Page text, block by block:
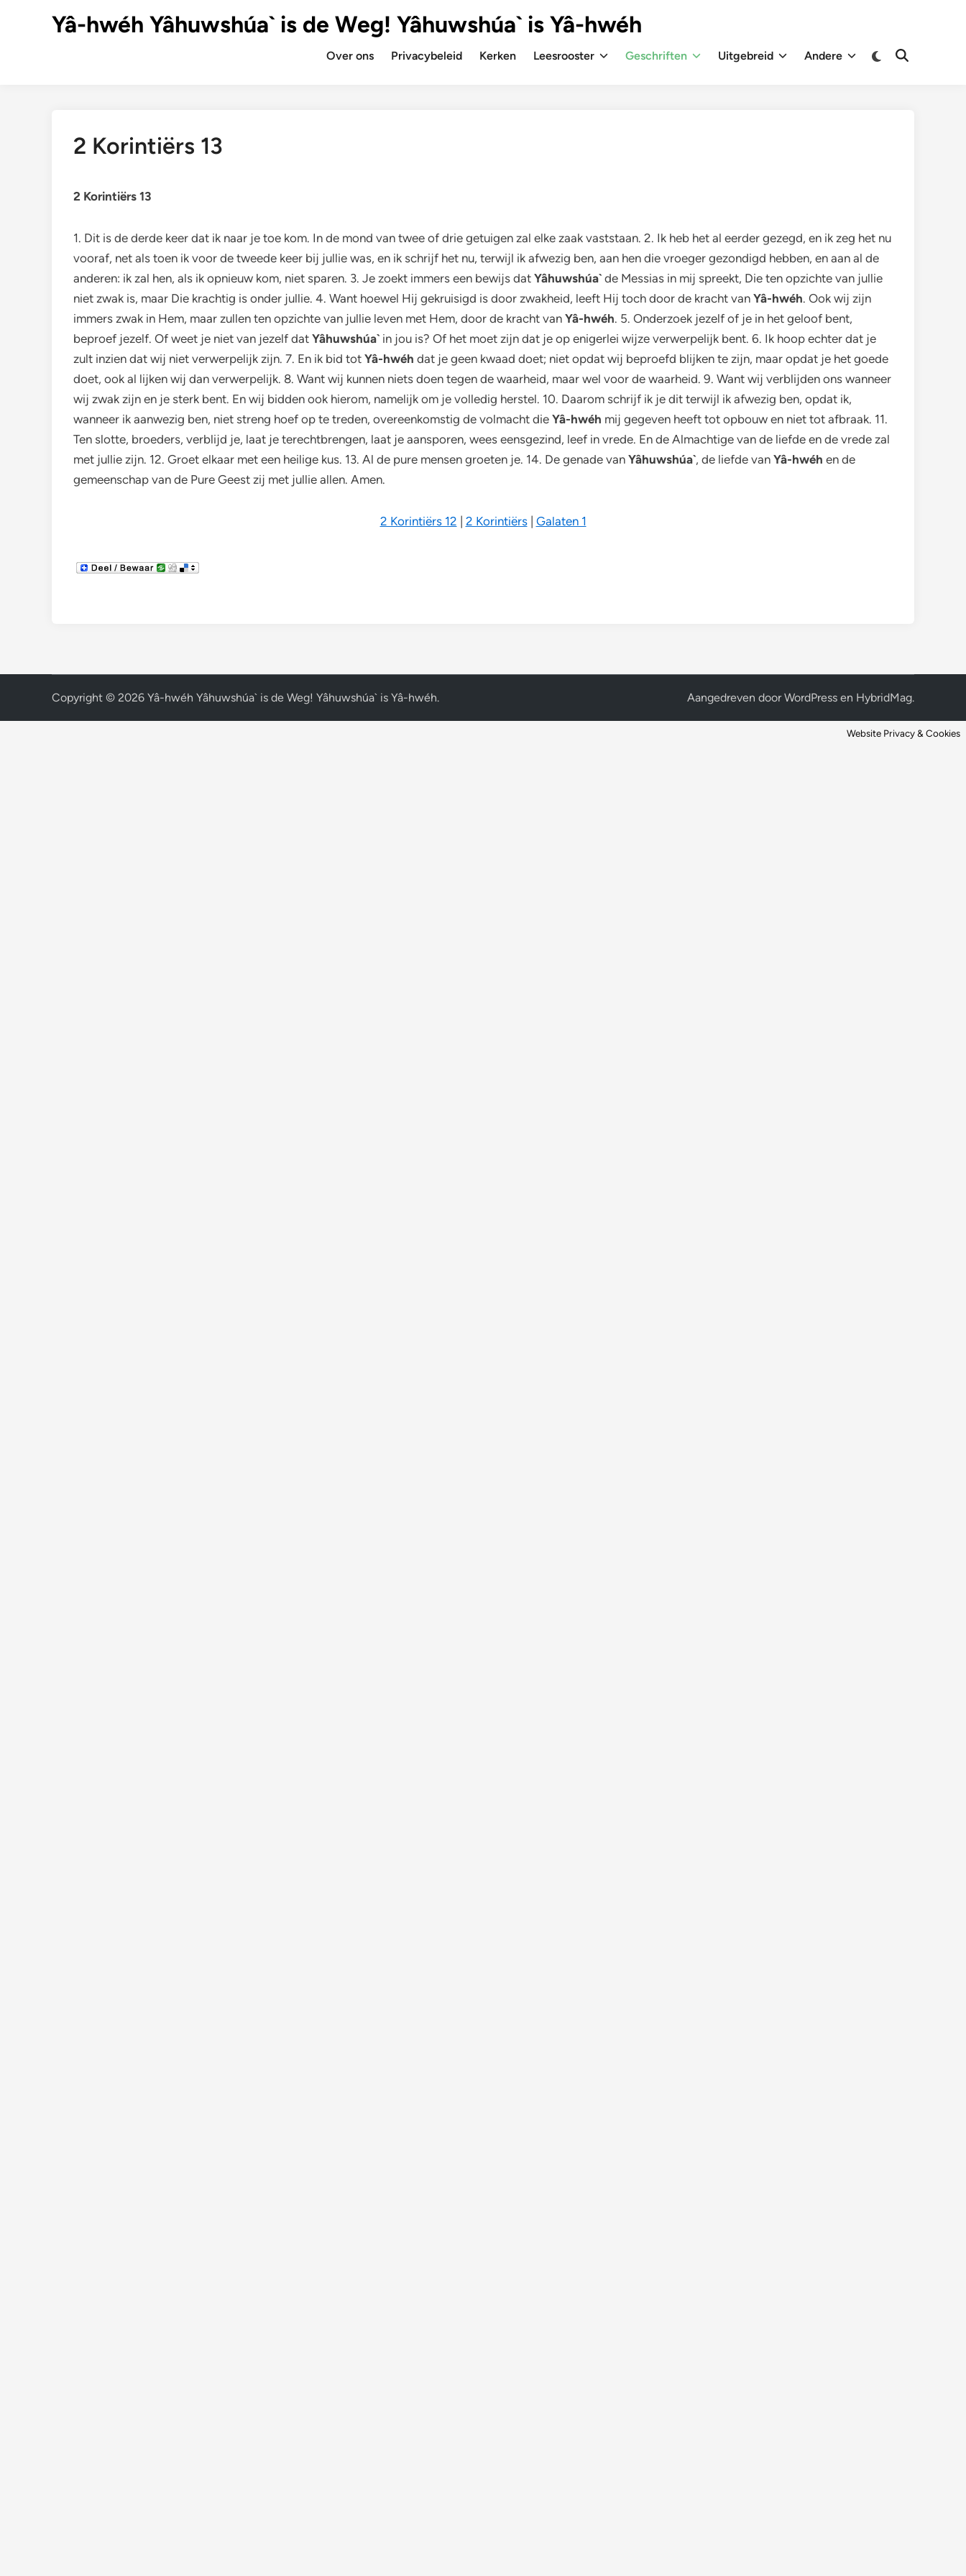
Yâ-hwéh Yâhuwshúa` is de Weg! Yâhuwshúa` is Yâ-hwéh
Over ons Privacybeleid Kerken Leesrooster Geschriften Uitgebreid Andere
Overschakelen
Zoeken
2 Korintiërs 13
2 Korintiërs 13
1. Dit is de derde keer dat ik naar je toe kom. In de mond van twee of drie getuigen zal elke zaak vaststaan. 2. Ik heb het al eerder gezegd, en ik zeg het nu
vooraf, net als toen ik voor de tweede keer bij jullie was, en ik schrijf het nu, terwijl ik afwezig ben, aan hen die vroeger gezondigd hebben, en aan al de
anderen: ik zal hen, als ik opnieuw kom, niet sparen. 3. Je zoekt immers een bewijs dat Yâhuwshúa`de Messias in mij spreekt, Die ten opzichte van jullie
niet zwak is, maar Die krachtig is onder jullie. 4. Want hoewel Hij gekruisigd is door zwakheid, leeft Hij toch door de kracht van Yâ-hwéh. Ook wij zijn
immers zwak in Hem, maar zullen ten opzichte van jullie leven met Hem, door de kracht van Yâ-hwéh. 5. Onderzoek jezelf of je in het geloof bent,
beproef jezelf. Of weet je niet van jezelf dat Yâhuwshúa`in jou is? Of het moet zijn dat je op enigerlei wijze verwerpelijk bent. 6. Ik hoop echter dat je
zult inzien dat wij niet verwerpelijk zijn. 7. En ik bid tot Yâ-hwéh dat je geen kwaad doet; niet opdat wij beproefd blijken te zijn, maar opdat je het goede
doet, ook al lijken wij dan verwerpelijk. 8. Want wij kunnen niets doen tegen de waarheid, maar wel voor de waarheid. 9. Want wij verblijden ons wanneer
wij zwak zijn en je sterk bent. En wij bidden ook hierom, namelijk om je volledig herstel. 10. Daarom schrijf ik je dit terwijl ik afwezig ben, opdat ik,
wanneer ik aanwezig ben, niet streng hoef op te treden, overeenkomstig de volmacht die Yâ-hwéh mij gegeven heeft tot opbouw en niet tot afbraak. 11.
Ten slotte, broeders, verblijd je, laat je terechtbrengen, laat je aansporen, wees eensgezind, leef in vrede. En de Almachtige van de liefde en de vrede zal
met jullie zijn. 12. Groet elkaar met een heilige kus. 13. Al de pure mensen groeten je. 14. De genade van Yâhuwshúa`, de liefde van Yâ-hwéh en de
gemeenschap van de Pure Geest zij met jullie allen. Amen.
2 Korintiërs 12 2 Korintiërs| Galaten 1
Copyright © 2026 Yâ-hwéh Yâhuwshúa` is de Weg! Yâhuwshúa` is Yâ-hwéh. Aangedreven doorWordPress en HybridMag.
Website Privacy & Cookies